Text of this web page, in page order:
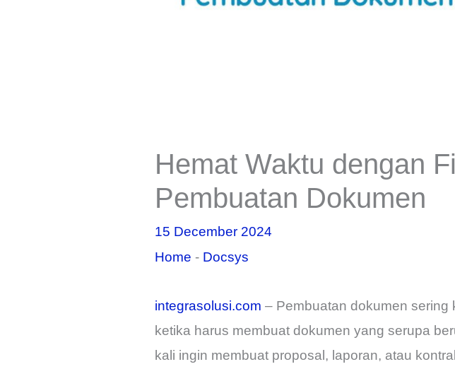
Hemat Waktu dengan
Pembuatan Dokumen
15 December 2024
Home - Docsys
integrasolusi.com – Pembuatan dokumen sering
ketika harus membuat dokumen yang serupa
kali ingin membuat proposal, laporan, atau